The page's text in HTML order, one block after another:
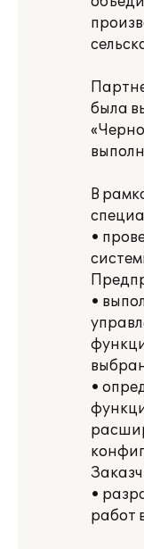
была
В
•
•
•
•
работ